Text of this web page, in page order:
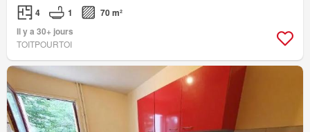
4 1
70 m²
Il y a 30+ jours
TOITPOURTOI